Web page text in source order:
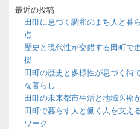
バ最近の投稿
田町に息づく調和のまち人と暮
点
歴史と現代性が交錯する田町で
援
田町の歴史と多様性が息づく街
な暮らし
田町の未来都市生活と地域医療
田町で暮らす人と働く人を支え
ワーク